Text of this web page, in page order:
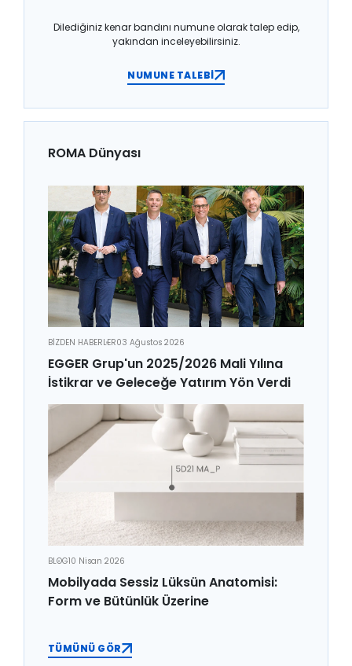
Dilediğiniz kenar bandını numune olarak talep edip,
yakından inceleyebilirsiniz.
NUMUNE TALEBİ
ROMA Dünyası
BİZDEN HABERLER03 Ağustos 2026
EGGER Grup'un 2025/2026 Mali Yılına
İstikrar ve Geleceğe Yatırım Yön Verdi
BLOG10 Nisan 2026
Mobilyada Sessiz Lüksün Anatomisi:
Form ve Bütünlük Üzerine
TÜMÜNÜ GÖR